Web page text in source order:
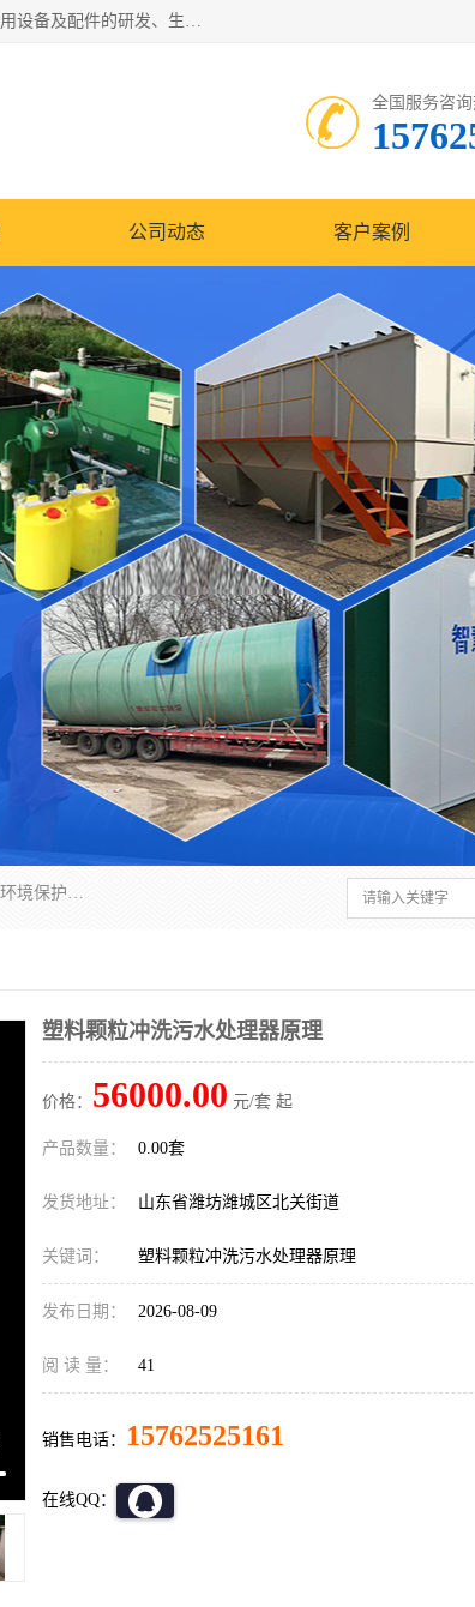
潍坊帝洁环保设备有限公司成立于2019年，位于山东省潍坊市潍城经济开发区；公司专注于环境保护专用设备及配件的研发、生产、安装与销售，同时涉及医用消毒设备、机电设备和仪器仪表的销售。此外，公司提供环保工程施工、环保技术研发与转让、技术服务以及环境工程专项设计服务，致力于为客户提供全面的环保解决方案，助力绿色可持续发展。
全国服务咨
公司动态 客户案例
潍坊帝洁环保设备有限公司成立于2019年，位于山东省潍坊市潍城经济开发区；公司专注于环境保护专用设备及配件的研发、生产、安装与销售，同时涉及医用消毒设备、机电设备和仪器仪表的销售。此外，公司提供环保工程施工、环保技术研发与转让、技术服务以及环境工程专项设计服务，致力于为客户提供全面的环保解决方案，助力绿色可持续发展。
塑料颗粒冲洗污水处理器原理
价格： 56000.00 元/套 起
产品数量： 0.00套
发货地址： 山东省潍坊潍城区北关街道
关键词： 塑料颗粒冲洗污水处理器原理
发布日期： 2026-08-09
阅 读 量： 41
销售电话： 15762525161
在线QQ：